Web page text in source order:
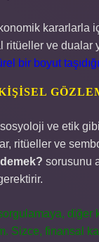
kararlarla
ve dualar
bir boyut
ve etik
ritüeller ve
sorusunu
Sizce, finansal